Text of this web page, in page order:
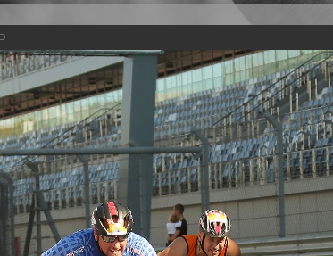
Задать вопрос
Версия для слабовидящих
Деятельность Базы данных